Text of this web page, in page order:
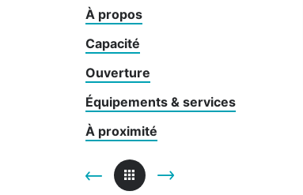
À propos
Capacité
Ouverture
Équipements & services
À proximité